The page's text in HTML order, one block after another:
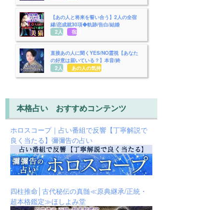
【あの人と将来を誓い合う】2人の全宿
縁/恋成就30項◆軌跡/告白/結婚
2人用 宿縁
直接あの人に聞くYES/NO霊視【あなた
の好意は届いている？】本音/終
2人用
あの人の気持ち
本格占い おすすめコンテンツ
ホロスコープ｜占い番組で反響【丁寧解説で
良く当たる】彌彌告の占い
四柱推命│古代秘伝の真髄≪原典継承/正統・
超本格鑑定≫ほしよみ堂